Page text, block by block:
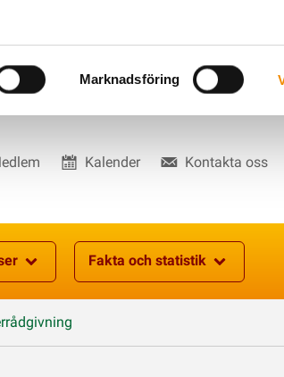
Marknadsföring
Kalender Kontakta oss
Fakta och statistik